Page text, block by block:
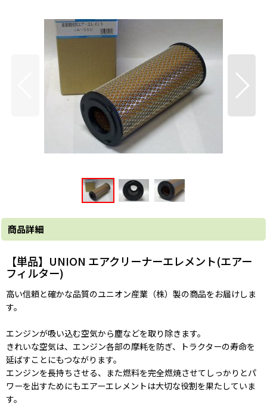
商品詳細
【単品】UNION エアクリーナーエレメント(エアー
フィルター)
高い信頼と確かな品質のユニオン産業（株）製の商品をお届けしま
す。
エンジンが吸い込む空気から塵などを取り除きます。
きれいな空気は、エンジン各部の摩耗を防ぎ、トラクターの寿命を
延ばすことにもつながります。
エンジンを長持ちさせる、また燃料を完全燃焼させてしっかりとパ
ワーを出すためにもエアーエレメントは大切な役割を果たしていま
す。